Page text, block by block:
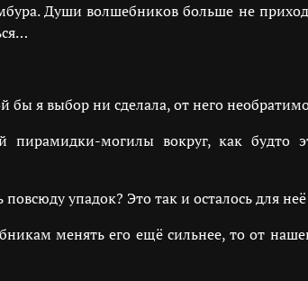
Души волшебников больше не
я выбор ни сделала, от него
пирамидки-могилы вокруг, как
упадок? Это так и осталось для
менять его ещё сильнее, то от